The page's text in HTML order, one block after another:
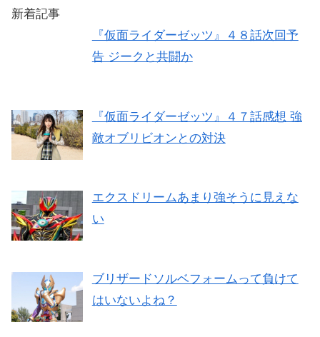
新着記事
『仮面ライダーゼッツ』４８話次回予
告 ジークと共闘か
『仮面ライダーゼッツ』４７話感想 強
敵オブリビオンとの対決
エクスドリームあまり強そうに見えな
い
ブリザードソルベフォームって負けて
はいないよね？